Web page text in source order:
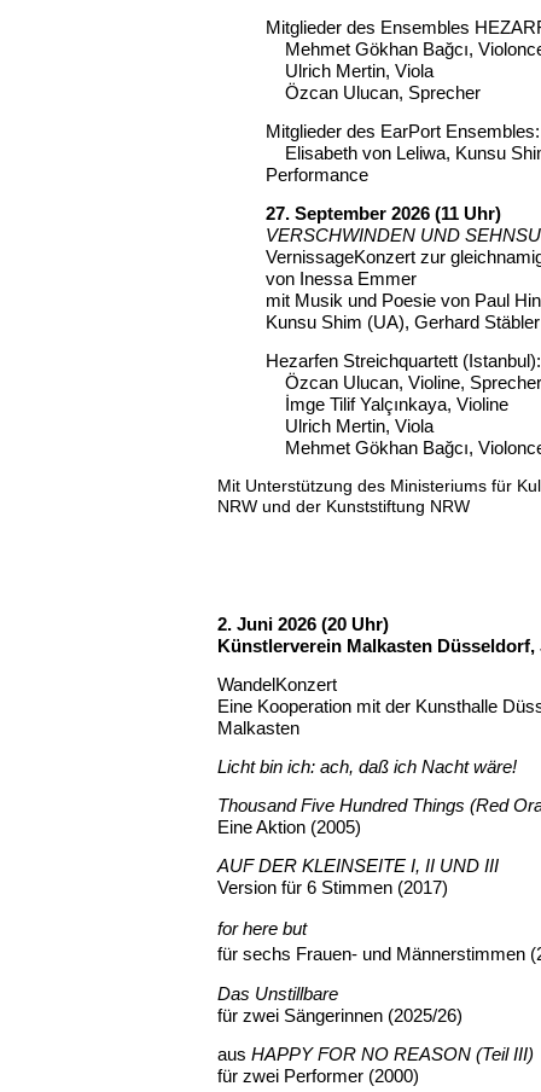
Mitglieder des Ensembles
Mehmet Gökhan Bağcı,
Ulrich Mertin, Viola
Özcan Ulucan, Sprecher
Mitglieder des EarPort Ensembles:
Elisabeth von Leliwa, Kunsu
Performance
27. September 2026 (11 Uhr)
VERSCHWINDEN UND
VernissageKonzert zur
von Inessa Emmer
mit Musik und Poesie von Paul
Kunsu Shim (UA), Gerhard
Hezarfen Streichquartett
Özcan Ulucan, Violine, Sprecher
İmge Tilif Yalçınkaya, Violine
Ulrich Mertin, Viola
Mehmet Gökhan Bağcı,
Mit Unterstützung des Ministeriums für
NRW und der Kunststiftung NRW
2. Juni 2026 (20 Uhr)
Künstlerverein Malkasten Düsseldorf,
WandelKonzert
Eine Kooperation mit der Kunsthalle
Malkasten
Licht bin ich: ach, daß ich Nacht wäre!
Thousand Five Hundred Things (Red
Eine Aktion (2005)
AUF DER KLEINSEITE I, II UND III
Version für 6 Stimmen (2017)
for here but
für sechs Frauen- und Männerstimmen
Das Unstillbare
für zwei Sängerinnen (2025/26)
aus HAPPY FOR NO REASON (Teil III)
für zwei Performer (2000)